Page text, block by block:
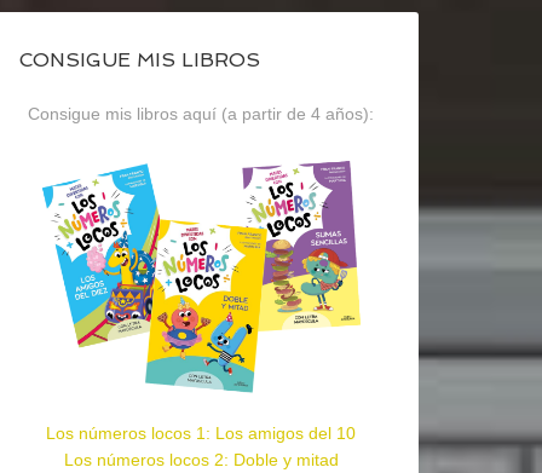
CONSIGUE MIS LIBROS
Consigue mis libros aquí (a partir de 4 años):
Los números locos 1: Los amigos del 10
Los números locos 2: Doble y mitad